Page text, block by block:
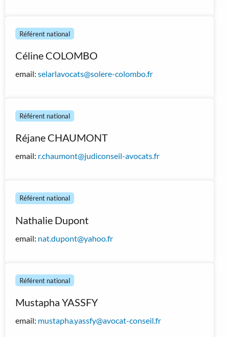
Référent national
Céline COLOMBO
email: selarlavocats@solere-colombo.fr
Référent national
Réjane CHAUMONT
email: r.chaumont@judiconseil-avocats.fr
Référent national
Nathalie Dupont
email: nat.dupont@yahoo.fr
Référent national
Mustapha YASSFY
email: mustapha.yassfy@avocat-conseil.fr